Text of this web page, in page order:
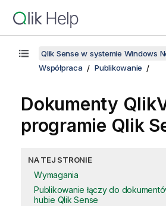
Qlik Sense w systemie Windows
Współpraca
Publikowanie
Dokumenty
programie Qlik
NA TEJ STRONIE
Wymagania
Publikowanie łączy do
hubie Qlik Sense